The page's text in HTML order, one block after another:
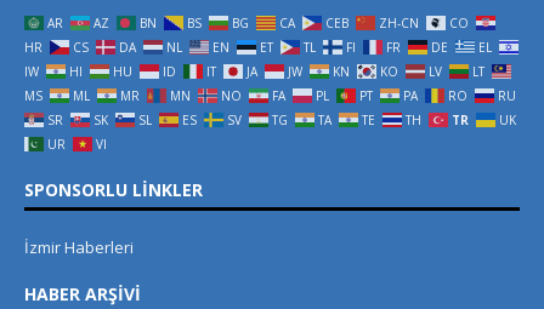
AR AZ BN BS BG CA CEB ZH-CN
CO
HR
CS DA NL EN ET TL FI FR DE
EL
IW
HI HU ID IT JA JW KN KO LV
LT
MS
ML MR MN NO FA PL PT PA RO
RU
SR
SK SL ES SV TG TA TE TH TR
UK
UR
VI
SPONSORLU LINKLER
İzmir Haberleri
HABER ARŞIVI